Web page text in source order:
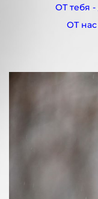
ОТ тебя
ОТ